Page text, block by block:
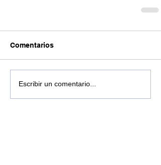
Comentarios
Escribir un comentario...